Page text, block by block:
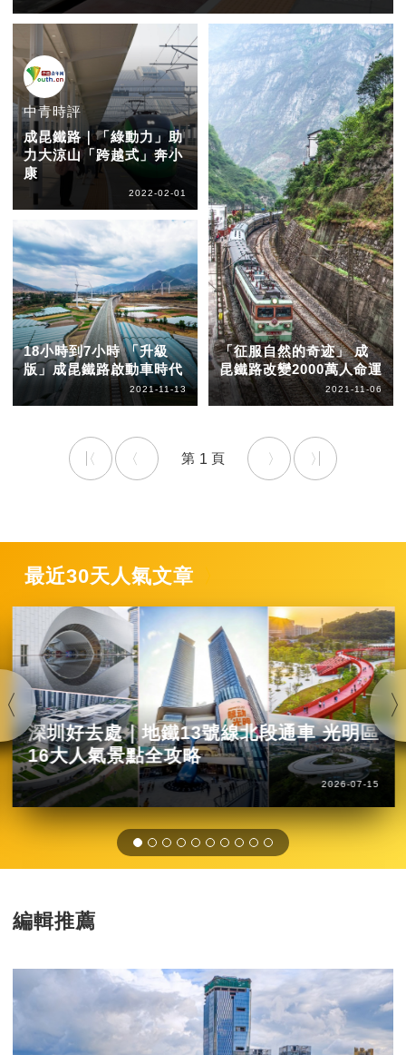
中青時評
成昆鐵路｜「綠動力」助
力大涼山「跨越式」奔小
康
2022-02-01
18小時到7小時 「升級
版」成昆鐵路啟動車時代
2021-11-13
「征服自然的奇迹」 成
昆鐵路改變2000萬人命運
2021-11-06
1
最近30天人氣文章
深圳好去處｜地鐵13號線北段通車 光明區
16大人氣景點全攻略
2026-07-15
編輯推薦